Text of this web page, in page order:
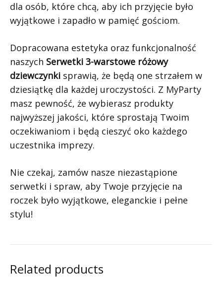
dla osób, które chcą, aby ich przyjęcie było
wyjątkowe i zapadło w pamięć gościom.
Dopracowana estetyka oraz funkcjonalność
naszych Serwetki 3-warstowe różowy
dziewczynki sprawią, że będą one strzałem w
dziesiątkę dla każdej uroczystości. Z MyParty
masz pewność, że wybierasz produkty
najwyższej jakości, które sprostają Twoim
oczekiwaniom i będą cieszyć oko każdego
uczestnika imprezy.
Nie czekaj, zamów nasze niezastąpione
serwetki i spraw, aby Twoje przyjęcie na
roczek było wyjątkowe, eleganckie i pełne
stylu!
Related products